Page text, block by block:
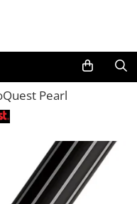
Pearl